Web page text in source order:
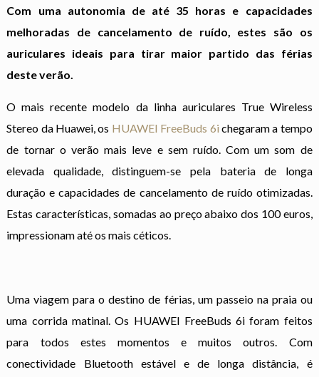
Com uma autonomia de até 35 horas e capacidades
melhoradas de cancelamento de ruído, estes são os
auriculares ideais para tirar maior partido das férias
deste verão.
O mais recente modelo da linha auriculares True Wireless
Stereo da Huawei, os HUAWEI FreeBuds 6i chegaram a tempo
de tornar o verão mais leve e sem ruído. Com um som de
elevada qualidade, distinguem-se pela bateria de longa
duração e capacidades de cancelamento de ruído otimizadas.
Estas características, somadas ao preço abaixo dos 100 euros,
impressionam até os mais céticos.
Uma viagem para o destino de férias, um passeio na praia ou
uma corrida matinal. Os HUAWEI FreeBuds 6i foram feitos
para todos estes momentos e muitos outros. Com
conectividade Bluetooth estável e de longa distância, é